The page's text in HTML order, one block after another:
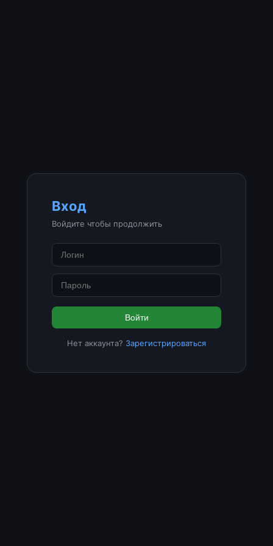
Вход
Войдите чтобы продолжить
Войти
Нет аккаунта? Зарегистрироваться